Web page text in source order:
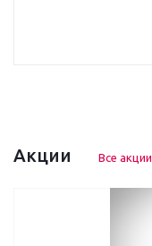
Акции Все акции